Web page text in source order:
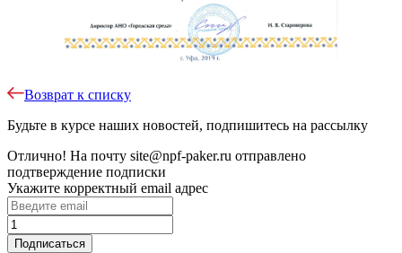
Возврат к списку
Будьте в курсе наших новостей, подпишитесь на рассылку
Отлично! На почту site@npf-paker.ru отправлено
подтверждение подписки
Укажите корректный email адрес